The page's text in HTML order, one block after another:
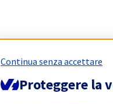
Continua senza accettare
Proteggere la